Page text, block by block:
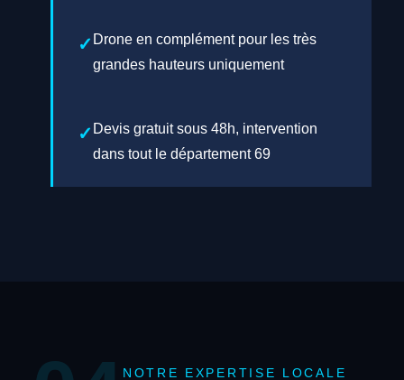
Drone en complément pour les très
grandes hauteurs uniquement
Devis gratuit sous 48h, intervention
dans tout le département 69
NOTRE EXPERTISE LOCALE